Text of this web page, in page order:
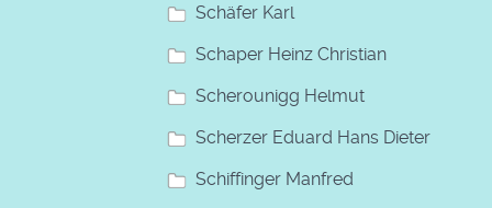
Schäfer Karl
Schaper Heinz Christian
Scherounigg Helmut
Scherzer Eduard Hans Dieter
Schiffinger Manfred